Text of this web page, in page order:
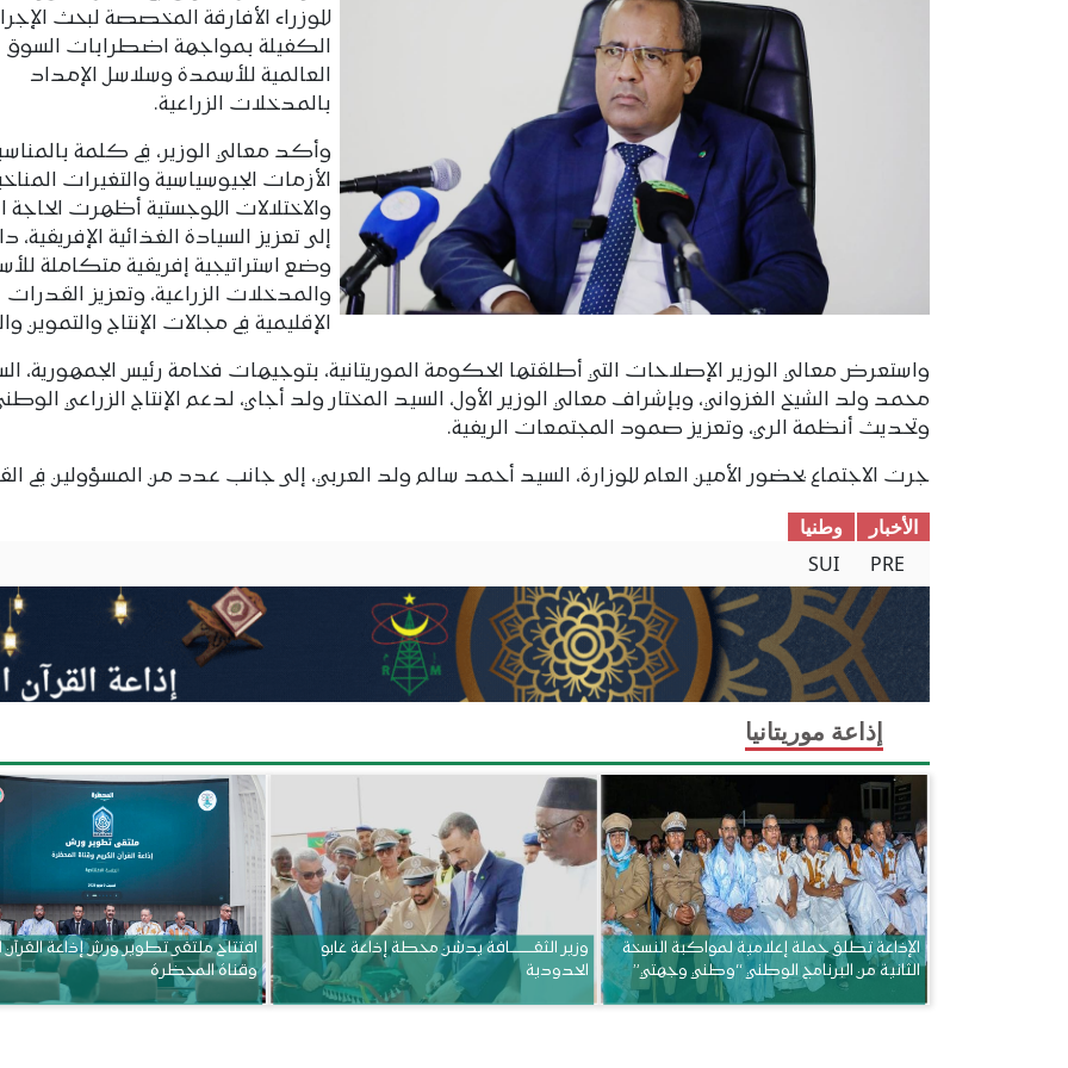
للوزراء الأفارقة المخصصة لبحث
الكفيلة بمواجهة اضطرابات السوق
العالمية للأسمدة وسلاسل الإمداد
بالمدخلات الزراعية.
وأكد معالي الوزير، في كلمة
الأزمات الجيوسياسية والتغيرات
والاختلالات اللوجستية أظهرت الحاجة
إلى تعزيز السيادة الغذائية الإفريقية،
وضع استراتيجية إفريقية متكاملة
والمدخلات الزراعية، وتعزيز القدرات
الإقليمية في مجالات الإنتاج والتموين
واستعرض معالي الوزير الإصلاحات التي أطلقتها الحكومة الموريتانية، بتوجيهات فخامة رئيس الجمهورية،
محمد ولد الشيخ الغزواني، وبإشراف معالي الوزير الأول، السيد المختار ولد أجاي، لدعم الإنتاج الزراعي
وتحديث أنظمة الري، وتعزيز صمود المجتمعات الريفية.
جرت الاجتماع بحضور الأمين العام للوزارة، السيد أحمد سالم ولد العربي، إلى جانب عدد من المسؤولين في
الأخبار
وطنیا
PRE
SUI
إذاعة موريتانيا
الإذاعة تطلق حملة إعلامية لمواكبة النسخة
الثانية من البرنامج الوطني “وطني وجهتي”
وزير الثقــــــــــافة يدشن محطة إذاعة غابو
الحدودية
افتتاح ملتقى تطوير ورش إذاعة
وقناة المحظرة